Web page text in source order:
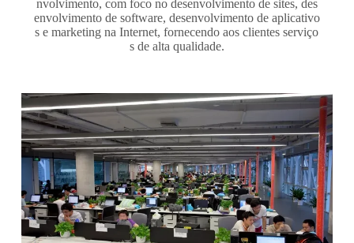
nvolvimento, com foco no desenvolvimento de sites, des
envolvimento de software, desenvolvimento de aplicativo
s e marketing na Internet, fornecendo aos clientes serviço
s de alta qualidade.